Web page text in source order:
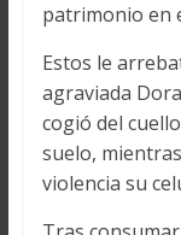
patrimonio en
Estos le
agraviada
cogió del
suelo,
violencia su